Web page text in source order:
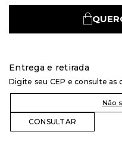
Entrega e retirada
Digite seu CEP e consulte as
Não